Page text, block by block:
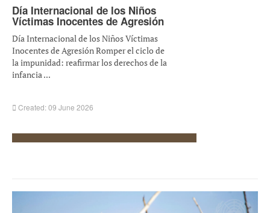
Día Internacional de los Niños
Víctimas Inocentes de Agresión
Día Internacional de los Niños Víctimas
Inocentes de Agresión Romper el ciclo de
la impunidad: reafirmar los derechos de la
infancia ...
Created: 09 June 2026